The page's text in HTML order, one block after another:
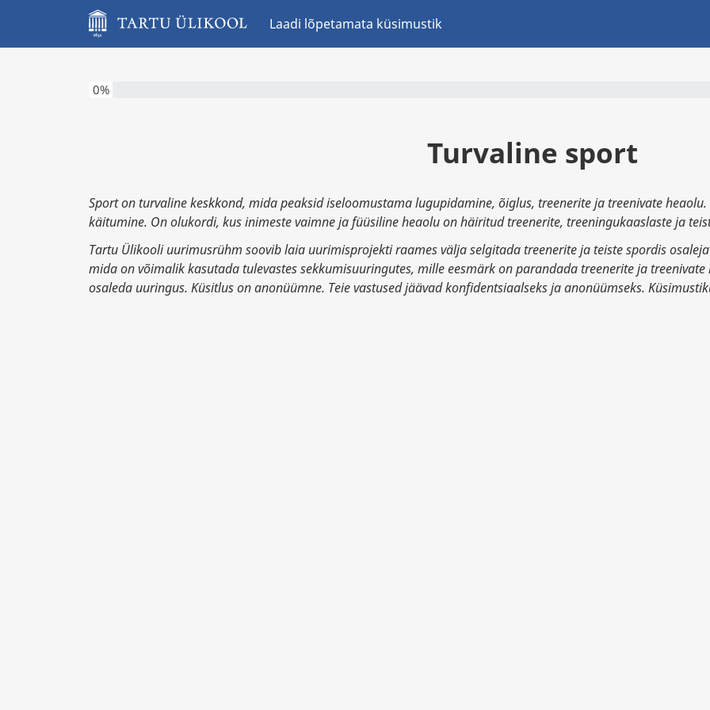
Laadi lõpetamata küsimustik
Olete selle küsimustiku täitnud 0%
0%
Turvaline sport
Sport on turvaline keskkond, mida peaksid iseloomustama lugupidamine, õiglus, treenerite ja treenivate
käitumine. On olukordi, kus inimeste vaimne ja füüsiline heaolu on häiritud treenerite, treeningukaaslaste ja
Tartu Ülikooli uurimusrühm soovib laia uurimisprojekti raames välja selgitada treenerite ja teiste spordis
mida on võimalik kasutada tulevastes sekkumisuuringutes, mille eesmärk on parandada treenerite ja treenivate
osaleda uuringus. Küsitlus on anonüümne. Teie vastused jäävad konfidentsiaalseks ja anonüümseks.